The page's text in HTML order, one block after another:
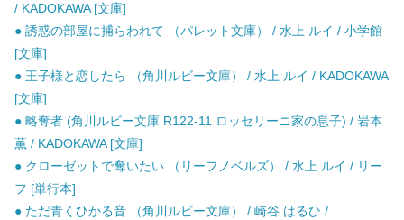
/ KADOKAWA [文庫]
● 誘惑の部屋に捕らわれて （パレット文庫） / 水上 ルイ / 小学館
[文庫]
● 王子様と恋したら （角川ルビー文庫） / 水上 ルイ / KADOKAWA
[文庫]
● 略奪者 (角川ルビー文庫 R122-11 ロッセリーニ家の息子) / 岩本
薫 / KADOKAWA [文庫]
● クローゼットで奪いたい （リーフノベルズ） / 水上 ルイ / リー
フ [単行本]
● ただ青くひかる音 （角川ルビー文庫） / 崎谷 はるひ /